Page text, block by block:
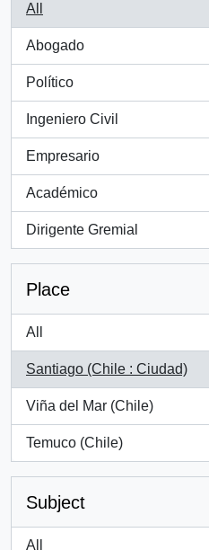
All
Abogado
, 2 results
Político
, 2 results
Ingeniero Civil
, 1 results
Empresario
, 1 results
Académico
, 1 results
Dirigente Gremial
, 1 results
Place
All
Santiago (Chile : Ciudad)
, 3 results
Viña del Mar (Chile)
, 1 results
Temuco (Chile)
, 1 results
Subject
All